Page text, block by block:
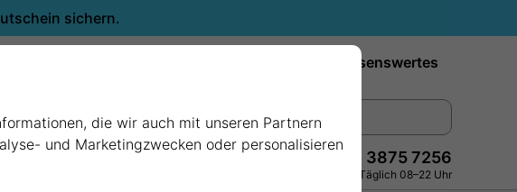
sichern.
Wissenswertes
+49 228 3875 7256
Persönlich · Kostenlos · Täglich 08–22 Uhr
die wir auch mit unseren Partnern
und Marketingzwecken oder personalisieren